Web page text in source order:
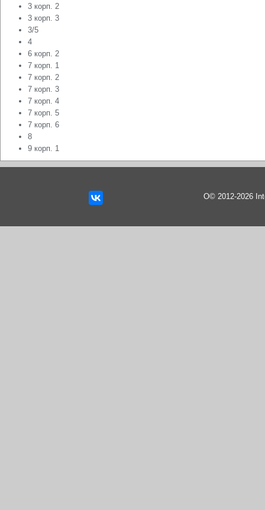
3 корп. 2
3 корп. 3
3/5
4
6 корп. 2
7 корп. 1
7 корп. 2
7 корп. 3
7 корп. 4
7 корп. 5
7 корп. 6
8
9 корп. 1
О© 2012-2026